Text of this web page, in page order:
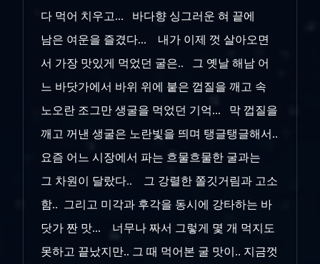
다 먹어 치우고... 바다향 싱그러운 혀 끝에
남은 여운을 즐겼다... 내가 이제 껏 살아오면
서 가장 맛있게 먹었던 굴은.. 그 옛날 해남 어
느 바닷가에서 바위 위에 붙은 껍질을 깨고 속
노오란 조그만 생굴을 먹었던 기억... 막 껍질을
깨고 꺼낸 생굴은 노란빛을 띄며 탱글탱글해서..
요즘 어느 시장에서 파는 흐물흐물한 굴과는
그 차원이 달랐다.. 그 강렬한 쫄깃거림과 고소
함.. 그리고 미각과 후각을 동시에 강타하는 바
닷가 짠 맛... 너무나 짜서 그렇게 몇 개 먹지도
못하고 끝났지만.. 그 때 먹어본 굴 맛이.. 지금껏